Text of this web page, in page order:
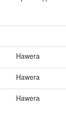
Hawera
Hawera
Hawera